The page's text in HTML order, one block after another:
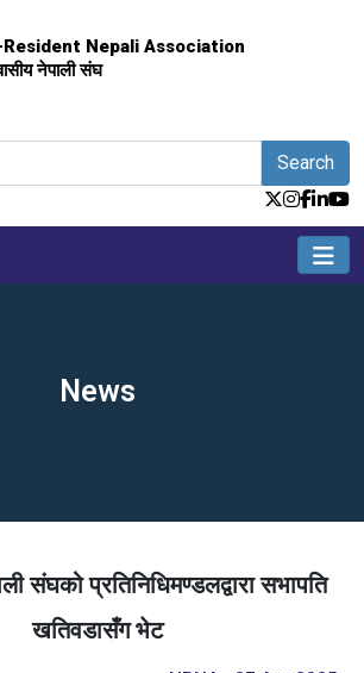
Resident Nepali Association
नेपाली संघ
Search
News
संघको प्रतिनिधिमण्डलद्वारा सभापति
खतिवडासँग भेट